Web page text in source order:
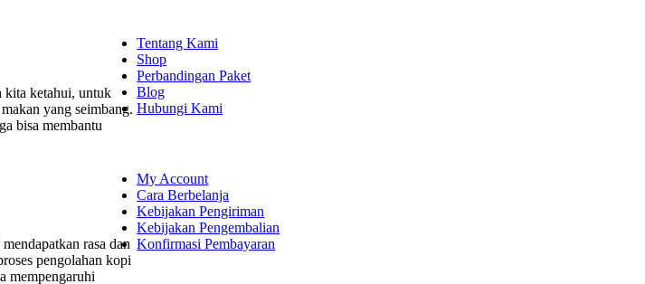
ketahui, untuk
yang seimbang.
bisa membantu
rasa dan
pengolahan kopi
mempengaruhi
Tentang Kami
Shop
Perbandingan Paket
Blog
Hubungi Kami
My Account
Cara Berbelanja
Kebijakan Pengiriman
Kebijakan Pengembalian
Konfirmasi Pembayaran